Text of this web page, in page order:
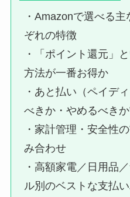
・Amazonで選べる
ぞれの特徴
・「ポイント還元」
方法が一番お得か
・あと払い（ペイデ
べきか・やめるべき
・家計管理・安全性
み合わせ
・高額家電／日用品
ル別のベストな支払